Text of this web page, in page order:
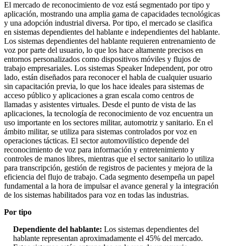
El mercado de reconocimiento de voz está segmentado por tipo y
aplicación, mostrando una amplia gama de capacidades tecnológicas
y una adopción industrial diversa. Por tipo, el mercado se clasifica
en sistemas dependientes del hablante e independientes del hablante.
Los sistemas dependientes del hablante requieren entrenamiento de
voz por parte del usuario, lo que los hace altamente precisos en
entornos personalizados como dispositivos móviles y flujos de
trabajo empresariales. Los sistemas Speaker Independent, por otro
lado, están diseñados para reconocer el habla de cualquier usuario
sin capacitación previa, lo que los hace ideales para sistemas de
acceso público y aplicaciones a gran escala como centros de
llamadas y asistentes virtuales. Desde el punto de vista de las
aplicaciones, la tecnología de reconocimiento de voz encuentra un
uso importante en los sectores militar, automotriz y sanitario. En el
ámbito militar, se utiliza para sistemas controlados por voz en
operaciones tácticas. El sector automovilístico depende del
reconocimiento de voz para información y entretenimiento y
controles de manos libres, mientras que el sector sanitario lo utiliza
para transcripción, gestión de registros de pacientes y mejora de la
eficiencia del flujo de trabajo. Cada segmento desempeña un papel
fundamental a la hora de impulsar el avance general y la integración
de los sistemas habilitados para voz en todas las industrias.
Por tipo
Dependiente del hablante: Los sistemas dependientes del
hablante representan aproximadamente el 45% del mercado.